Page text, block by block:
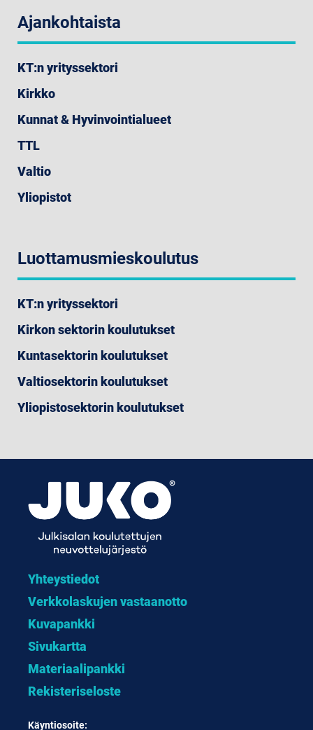
Ajankohtaista
KT:n yrityssektori
Kirkko
Kunnat & Hyvinvointialueet
TTL
Valtio
Yliopistot
Luottamusmieskoulutus
KT:n yrityssektori
Kirkon sektorin koulutukset
Kuntasektorin koulutukset
Valtiosektorin koulutukset
Yliopistosektorin koulutukset
Yhteystiedot
Verkkolaskujen vastaanotto
Kuvapankki
Sivukartta
Materiaalipankki
Rekisteriseloste
Käyntiosoite: